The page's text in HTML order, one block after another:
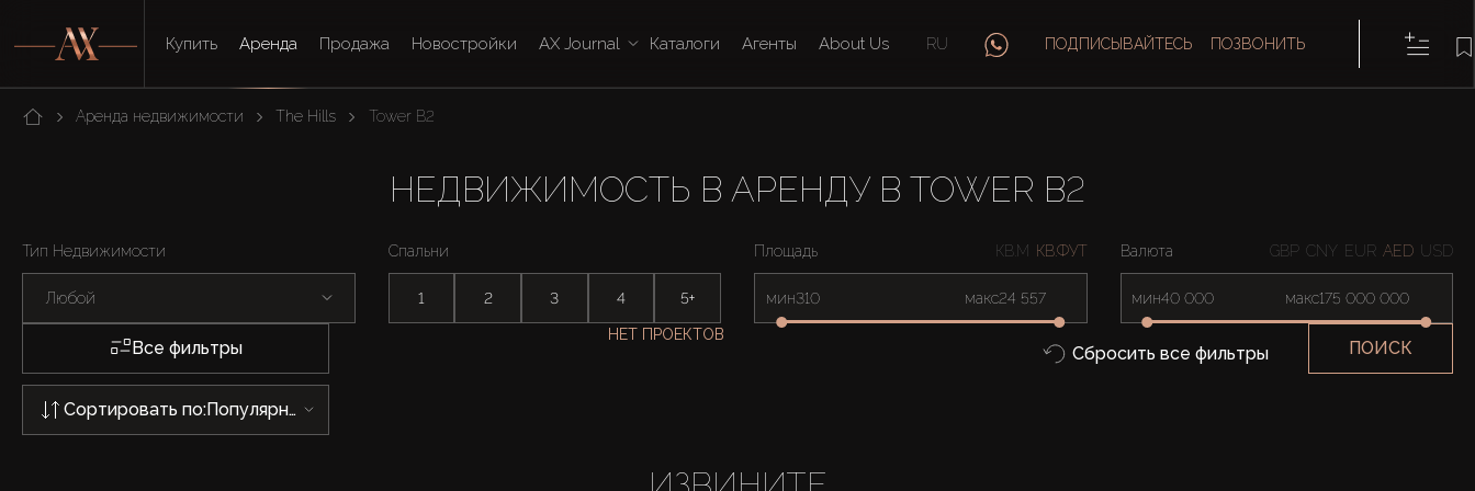
Купить Аренда Продажа Новостройки AX Journal Каталоги Агенты About Us RU ПОДПИСЫВАЙТЕСЬ ПОЗВОНИТЬ
Аренда недвижимости The Hills Tower B2
НЕДВИЖИМОСТЬ В АРЕНДУ В TOWER B2
Тип Недвижимости
Любой
Спальни
1 2 3 4 5+
Площадь КВ.М КВ.ФУТ
мин макс
Валюта GBP CNY EUR AED USD
мин макс
Все фильтры
НЕТ ПРОЕКТОВ
Сбросить все фильтры ПОИСК
Сортировать по: Популярности